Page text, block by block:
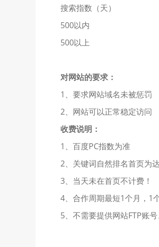
搜索指数（天）
500以内
500以上
对网站的要求：
1、要求网站域名未被惩罚
2、网站可以正常稳定访问
收费说明：
1、百度PC指数为准
2、关键词自然排名首页为
3、当天未在首页不计费！
4、合作周期最短1个月，1
5、不需要提供网站FTP账号